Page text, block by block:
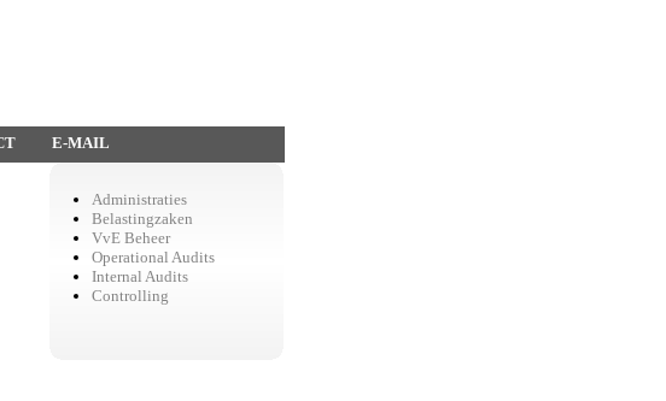
E-MAIL
Administraties
Belastingzaken
VvE Beheer
Operational Audits
Internal Audits
Controlling